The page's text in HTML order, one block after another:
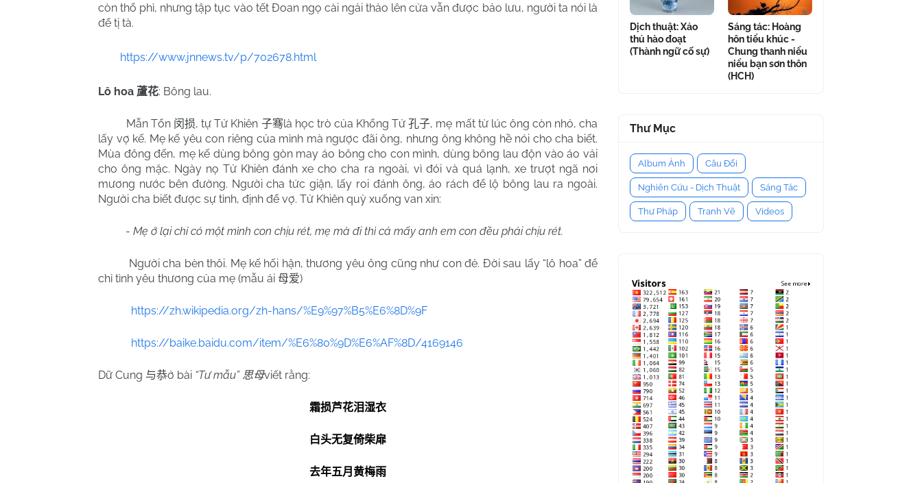
còn thổ phỉ, nhưng tập tục vào tết Đoan ngọ cài ngải thảo lên cửa vẫn được bảo lưu, người ta nói là
để tị tà.
https://www.jnnews.tv/p/702678.html
Lô hoa 蘆花: Bông lau.
Mẫn Tổn 闵损, tự Tử Khiên 子骞là học trò của Khổng Tử孔子, mẹ mất từ lúc ông còn nhỏ, cha
lấy vợ kế. Mẹ kế yêu con riêng của mình mà ngược đãi ông, nhưng ông không hề nói cho cha biết.
Mùa đông đến, mẹ kế dùng bông gòn may áo bông cho con mình, dùng bông lau độn vào áo vải
cho ông mặc. Ngày nọ Tử Khiên đánh xe cho cha ra ngoài, vì đói và quá lạnh, xe trượt ngã nơi
mương nước bên đường. Người cha tức giận, lấy roi đánh ông, áo rách để lộ bông lau ra ngoài.
Người cha biết được sự tình, định để vợ. Tử Khiên quỳ xuống van xin:
- Mẹ ở lại chỉ có một mình con chịu rét, mẹ mà đi thì cả mấy anh em con đều phải chịu rét.
Người cha bèn thôi. Mẹ kế hối hận, thương yêu ông cũng như con đẻ. Đời sau lấy “lô hoa” để
chỉ tình yêu thương của mẹ (mẫu ái 母爱)
https://zh.wikipedia.org/zh-hans/%E9%97%B5%E6%8D%9F
https://baike.baidu.com/item/%E6%80%9D%E6%AF%8D/4169146
Dữ Cung 与恭ở bài “Tư mẫu” 思母viết rằng:
霜损芦花泪湿衣
白头无复倚柴扉
去年五月黄梅雨
Dịch thuật: Xảo
thủ hào đoạt
(Thành ngữ cố sự)
Sáng tác: Hoàng
hôn tiểu khúc -
Chung thanh niểu
niểu bạn sơn thôn
(HCH)
Thư Mục
Album Ảnh Câu Đối
Nghiên Cứu - Dịch Thuật Sáng Tác
Thư Pháp Tranh Vẽ Videos